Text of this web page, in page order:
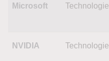
Microsoft Technologie
NVIDIA Technologie